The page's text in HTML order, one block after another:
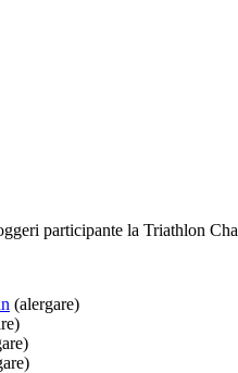
participante la Triathlon
(alergare)